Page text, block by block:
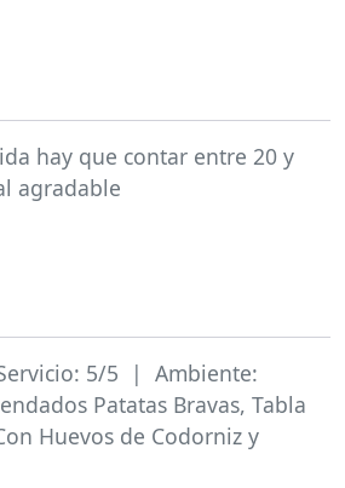
hay que contar entre 20 y
agradable
5/5 | Ambiente:
Patatas Bravas, Tabla
Huevos de Codorniz y